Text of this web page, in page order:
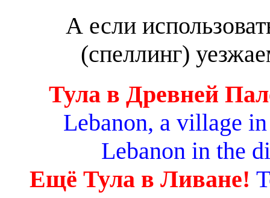
А если
(спеллинг)
Тула в Древней
Lebanon, a village
Lebanon in the
Ещё Тула в Ливане!